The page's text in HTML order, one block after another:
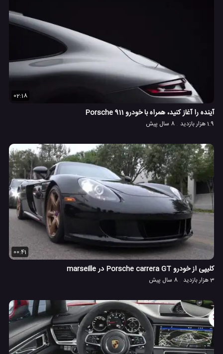
02:18
آینده را آغاز کنید، همراه با خودرو Porsche 911
1.9 هزار بازدید 8 سال پیش
00:41
کلیپی از خودرو Porsche carrera GT در marseille
3 هزار بازدید 8 سال پیش